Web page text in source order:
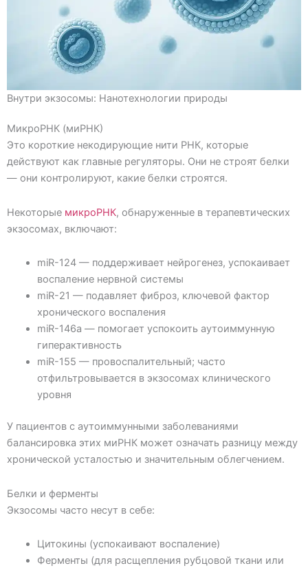
Внутри экзосомы: Нанотехнологии природы
МикроРНК (миРНК)
Это короткие некодирующие нити РНК, которые
действуют как главные регуляторы. Они не строят белки
— они контролируют, какие белки строятся.
Некоторые микроРНК, обнаруженные в терапевтических
экзосомах, включают:
miR-124 — поддерживает нейрогенез, успокаивает
воспаление нервной системы
miR-21 — подавляет фиброз, ключевой фактор
хронического воспаления
miR-146a — помогает успокоить аутоиммунную
гиперактивность
miR-155 — провоспалительный; часто
отфильтровывается в экзосомах клинического
уровня
У пациентов с аутоиммунными заболеваниями
балансировка этих миРНК может означать разницу между
хронической усталостью и значительным облегчением.
Белки и ферменты
Экзосомы часто несут в себе:
Цитокины (успокаивают воспаление)
Ферменты (для расщепления рубцовой ткани или